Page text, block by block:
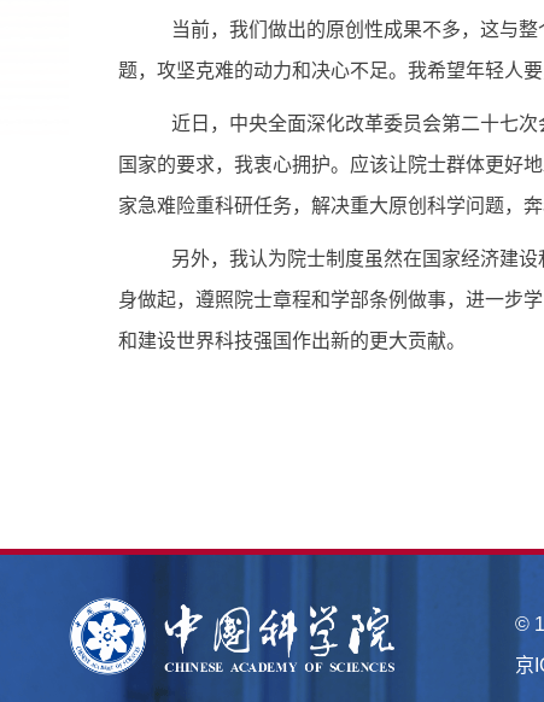
当前，我们做出的原创性成果不多，这与
题，攻坚克难的动力和决心不足。我希望年轻人
近日，中央全面深化改革委员会第二十七
国家的要求，我衷心拥护。应该让院士群体更好
家急难险重科研任务，解决重大原创科学问题，
另外，我认为院士制度虽然在国家经济建
身做起，遵照院士章程和学部条例做事，进一步
和建设世界科技强国作出新的更大贡献。
©
京